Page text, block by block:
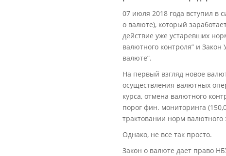
07 июля 2018 года вступил в
о валюте), который
действие уже устаревших
валютного контроля” и
валюте”.
На первый взгляд новое
осуществления валютных
курса, отмена валютного
порог фин. мониторинга
трактовании норм валютного
Однако, не все так просто.
Закон о валюте дает право